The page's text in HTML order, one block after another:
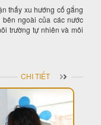
thấy xu hướng cố gắng
ngoài của các nước
trường tự nhiên và môi
CHI TIẾT